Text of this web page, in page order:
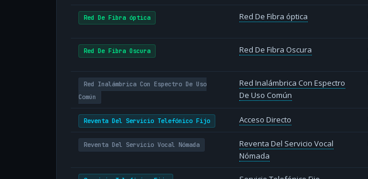
Red De Fibra óptica Red De Fibra óptica
Red De Fibra Oscura Red De Fibra Oscura
Red Inalámbrica Con Espectro De Uso
Común
Red Inalámbrica Con Espectro
De Uso Común
Reventa Del Servicio Telefónico Fijo Acceso Directo
Reventa Del Servicio Vocal Nómada
Reventa Del Servicio Vocal
Nómada